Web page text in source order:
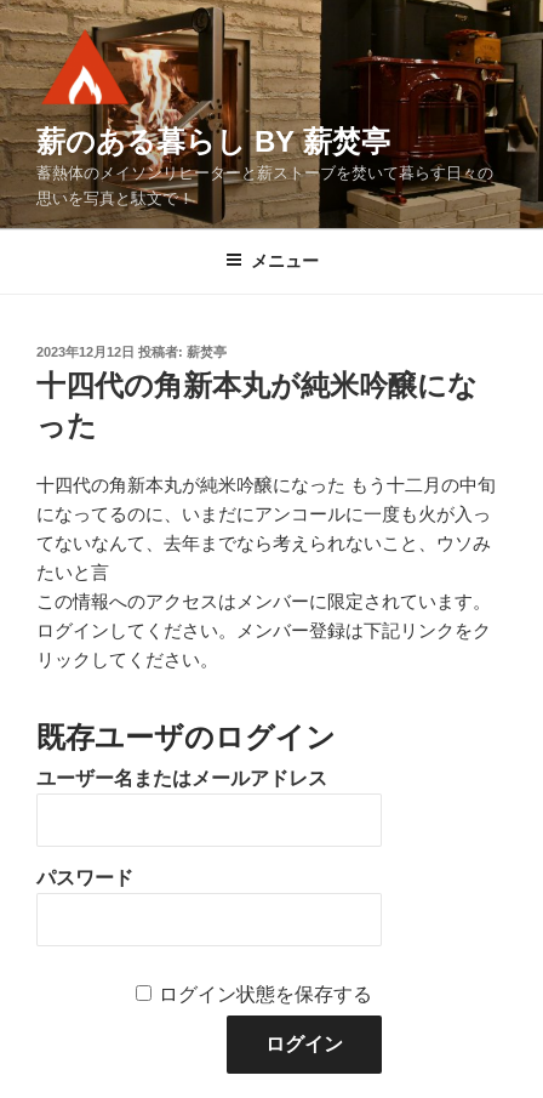
コ
ン
テ
ン
ツ
へ
キ
薪のある暮らし BY 薪焚亭
蓄熱体のメイソンリヒーターと薪ストーブを焚いて暮らす日々の
思いを写真と駄文で！
メニュー
投
2023年12月12日 投稿者: 薪焚亭
十四代の角新本丸が純米吟醸にな
った
十四代の角新本丸が純米吟醸になった もう十二月の中旬
になってるのに、いまだにアンコールに一度も火が入っ
てないなんて、去年までなら考えられないこと、ウソみ
たいと言
この情報へのアクセスはメンバーに限定されています。
ログインしてください。メンバー登録は下記リンクをク
リックしてください。
既存ユーザのログイン
ユーザー名またはメールアドレス
パスワード
ログイン状態を保存する